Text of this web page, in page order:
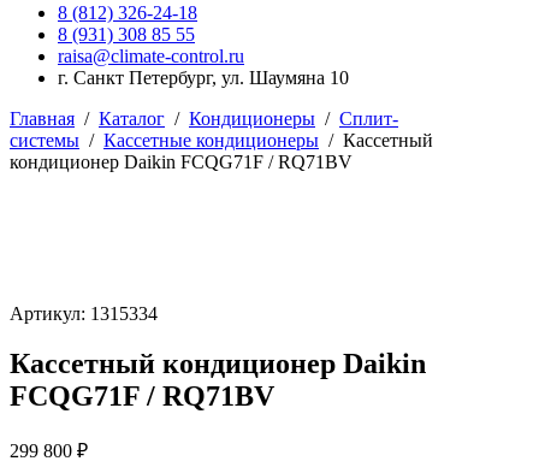
8 (812) 326-24-18
8 (931) 308 85 55
raisa@climate-control.ru
г. Санкт Петербург, ул. Шаумяна 10
Главная / Каталог / Кондиционеры / Сплит-
системы / Кассетные кондиционеры / Кассетный
кондиционер Daikin FCQG71F / RQ71BV
Артикул: 1315334
Кассетный кондиционер Daikin
FCQG71F / RQ71BV
299 800 ₽